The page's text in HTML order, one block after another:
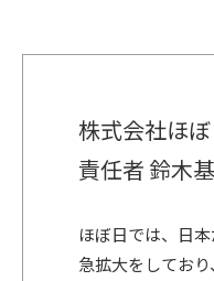
株式会社ほ
責任者 鈴木
ほぼ日では、日
急拡大をしてお